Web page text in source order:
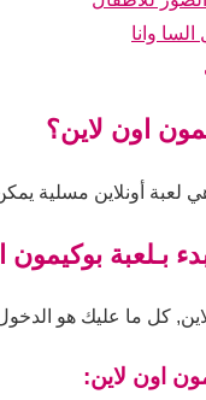
وانا
اون لاين؟
لعبة أونلاين مسلية
بـلعبة بوكيمون
كل ما عليك هو
اون لاين: